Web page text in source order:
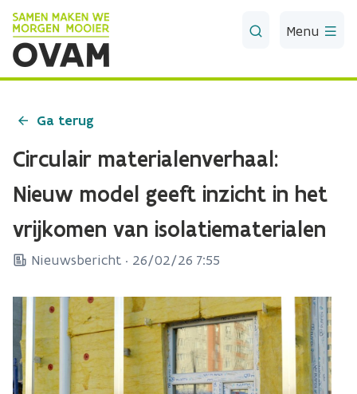
Skip to Main Content
Menu
Ga terug
Circulair materialenverhaal:
Nieuw model geeft inzicht in het
vrijkomen van isolatiematerialen
Nieuwsbericht · 26/02/26 7:55